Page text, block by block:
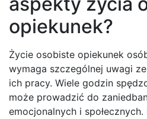
opiekunek?
Życie osobiste opiekunek
wymaga szczególnej uwagi
ich pracy. Wiele godzin
może prowadzić do
emocjonalnych i